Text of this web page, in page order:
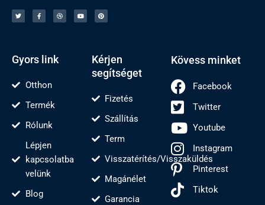
i
t
t
c
e
b
e
p
e
u
t
u
n
t
e
Gyors link
Otthon
Termék
Rólunk
Lépjen
kapcsolatba
velünk
Blog
Kérjen
segítséget
Fizetés
Szállítás
Term
Visszatérítés/Visszaküldés
Magánélet
Garancia
Kövess minket
Facebook
Twitter
Youtube
Instagram
Pinterest
Tiktok